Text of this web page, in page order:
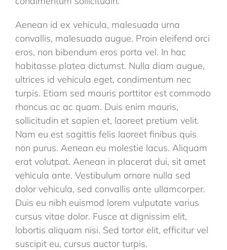
Aenean id ex vehicula, malesuada urna
convallis, malesuada augue. Proin eleifend orci
eros, non bibendum eros porta vel. In hac
habitasse platea dictumst. Nulla diam augue,
ultrices id vehicula eget, condimentum nec
turpis. Etiam sed mauris porttitor est commodo
rhoncus ac ac quam. Duis enim mauris,
sollicitudin et sapien et, laoreet pretium velit.
Nam eu est sagittis felis laoreet finibus quis
non purus. Aenean eu molestie lacus. Aliquam
erat volutpat. Aenean in placerat dui, sit amet
vehicula ante. Vestibulum ornare nulla sed
dolor vehicula, sed convallis ante ullamcorper.
Duis eu nibh euismod lorem vulputate varius
cursus vitae dolor. Fusce at dignissim elit,
lobortis aliquam nisi. Sed tortor elit, efficitur vel
suscipit eu, cursus auctor turpis.